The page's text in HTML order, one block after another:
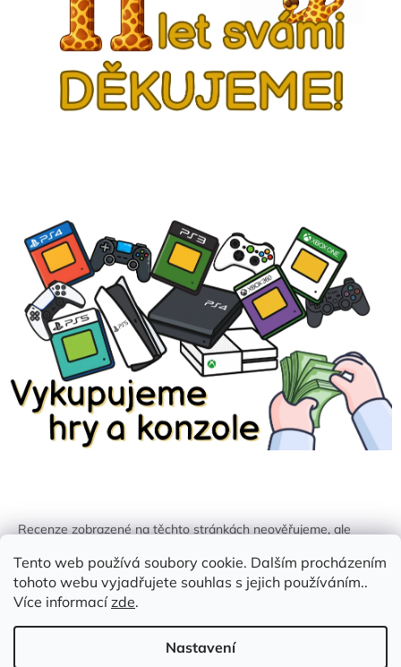
Tento web používá soubory cookie. Dalším procházením
tohoto webu vyjadřujete souhlas s jejich používáním..
Více informacízde.
Nastavení
Recenze zobrazené na těchto stránkách neověřujeme, ale
identifikován.
Vytvořil Shoptet